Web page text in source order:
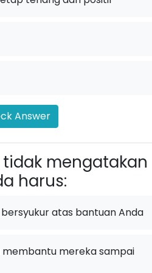
Answer
mengatakan
harus:
atas bantuan Anda
membantu mereka sampai